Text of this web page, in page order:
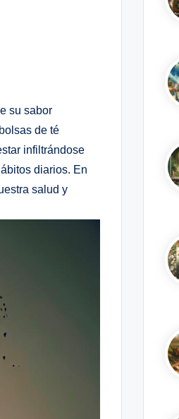
su sabor
de té
infiltrándose
diarios. En
salud y